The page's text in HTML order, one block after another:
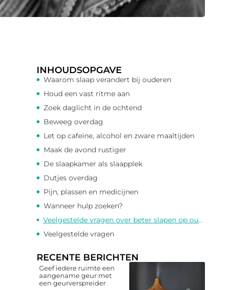
INHOUDSOPGAVE
Waarom slaap verandert bij ouderen
Houd een vast ritme aan
Zoek daglicht in de ochtend
Beweeg overdag
Let op cafeïne, alcohol en zware maaltijden
Maak de avond rustiger
De slaapkamer als slaapplek
Dutjes overdag
Pijn, plassen en medicijnen
Wanneer hulp zoeken?
Veelgestelde vragen over beter slapen op oudere leeftijd
Veelgestelde vragen
RECENTE BERICHTEN
Geef iedere ruimte een
aangename geur met
een geurverspreider